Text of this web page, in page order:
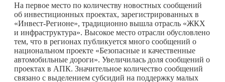
На первое место по количеству новостных сообщений
об инвестиционных проектах, зарегистрированных в
«Инвест-Регионе», традиционно вышла отрасль «ЖКХ
и инфраструктура». Высокое место отрасли обусловлено
тем, что в регионах публикуется много сообщений о
национальном проекте «Безопасные и качественные
автомобильные дороги». Увеличилась доля сообщений о
проектах в АПК. Значительное количество сообщений
связано с выделением субсидий на поддержку малых